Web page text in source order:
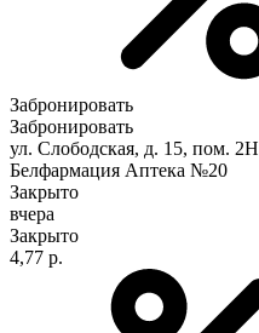
Забронировать
Забронировать
ул. Слободская, д. 15, пом. 2Н
Белфармация Аптека №20
Закрыто
вчера
Закрыто
4,77 р.